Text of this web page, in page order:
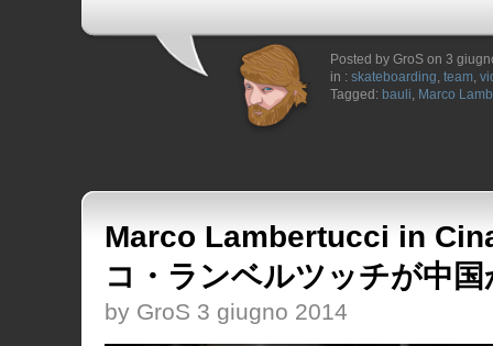
Posted by GroS on 3
in : skateboarding, team,
Tagged: bauli, Marco
Marco Lambertucci in
コ・ランベルツッチが中
by GroS 3 giugno 2014